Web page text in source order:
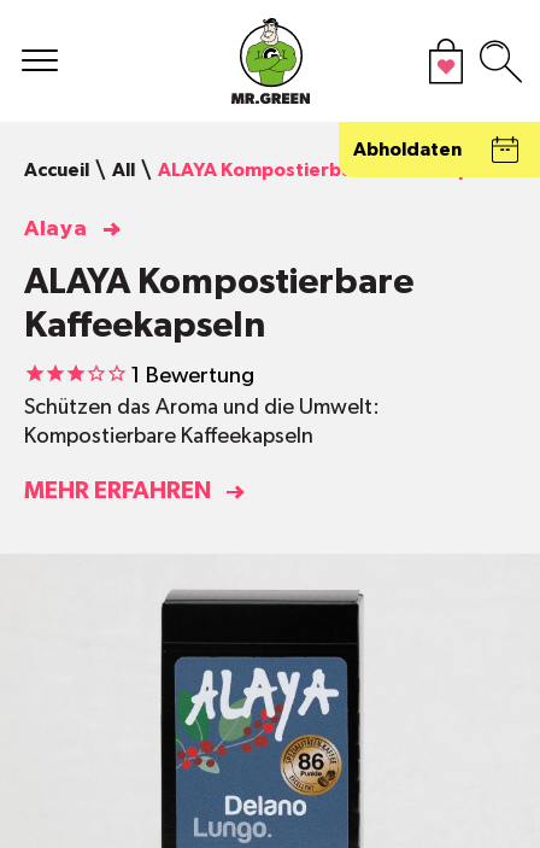
Abholdaten
Accueil
All ALAYA Kompostierbare Kaffeekapseln
Alaya
ALAYA Kompostierbare
Kaffeekapseln
1 Bewertung
Schützen das Aroma und die Umwelt:
Kompostierbare Kaffeekapseln
MEHR ERFAHREN